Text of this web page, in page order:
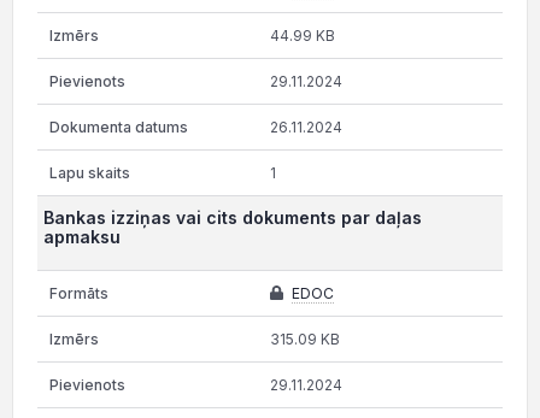
44.99 KB
29.11.2024
26.11.2024
1
Bankas izziņas vai cits dokuments par daļas
apmaksu
EDOC
315.09 KB
29.11.2024